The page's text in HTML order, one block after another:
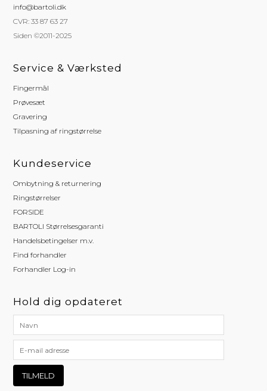
info@bartoli.dk
CVR: 33 87 63 27
Siden ©2011-2025
Service & Værksted
Fingermål
Prøvesæt
Gravering
Tilpasning af ringstørrelse
Kundeservice
Ombytning & returnering
Ringstørrelser
FORSIDE
BARTOLI Størrelsesgaranti
Handelsbetingelser m.v.
Find forhandler
Forhandler Log-in
Hold dig opdateret